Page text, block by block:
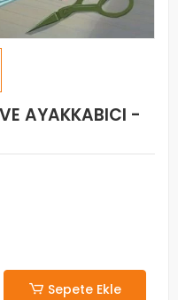
AYAKKABICI -
Sepete Ekle